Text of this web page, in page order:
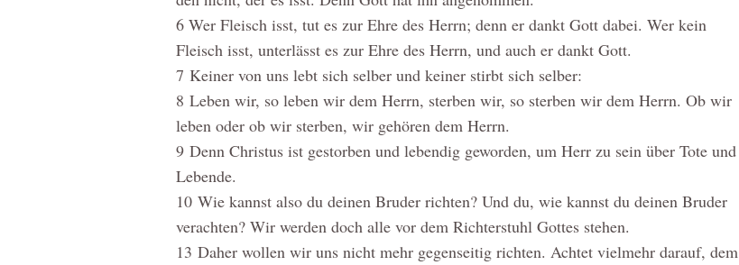
6 Wer Fleisch isst, tut es zur Ehre des Herrn; denn er dankt Gott dabei. Wer kein
Fleisch isst, unterlässt es zur Ehre des Herrn, und auch er dankt Gott.
7 Keiner von uns lebt sich selber und keiner stirbt sich selber:
8 Leben wir, so leben wir dem Herrn, sterben wir, so sterben wir dem Herrn. Ob wir
leben oder ob wir sterben, wir gehören dem Herrn.
9 Denn Christus ist gestorben und lebendig geworden, um Herr zu sein über Tote und
Lebende.
10 Wie kannst also du deinen Bruder richten? Und du, wie kannst du deinen Bruder
verachten? Wir werden doch alle vor dem Richterstuhl Gottes stehen.
13 Daher wollen wir uns nicht mehr gegenseitig richten. Achtet vielmehr darauf, dem